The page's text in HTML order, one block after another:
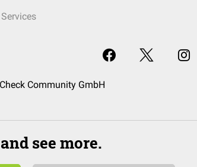
Community GmbH
see more.